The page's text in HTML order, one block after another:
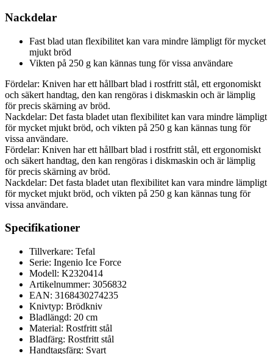
Nackdelar
Fast blad utan flexibilitet kan vara mindre lämpligt för mycket
mjukt bröd
Vikten på 250 g kan kännas tung för vissa användare
Fördelar: Kniven har ett hållbart blad i rostfritt stål, ett ergonomiskt
och säkert handtag, den kan rengöras i diskmaskin och är lämplig
för precis skärning av bröd.
Nackdelar: Det fasta bladet utan flexibilitet kan vara mindre lämpligt
för mycket mjukt bröd, och vikten på 250 g kan kännas tung för
vissa användare.
Fördelar: Kniven har ett hållbart blad i rostfritt stål, ett ergonomiskt
och säkert handtag, den kan rengöras i diskmaskin och är lämplig
för precis skärning av bröd.
Nackdelar: Det fasta bladet utan flexibilitet kan vara mindre lämpligt
för mycket mjukt bröd, och vikten på 250 g kan kännas tung för
vissa användare.
Specifikationer
Tillverkare: Tefal
Serie: Ingenio Ice Force
Modell: K2320414
Artikelnummer: 3056832
EAN: 3168430274235
Knivtyp: Brödkniv
Bladlängd: 20 cm
Material: Rostfritt stål
Bladfärg: Rostfritt stål
Handtagsfärg: Svart